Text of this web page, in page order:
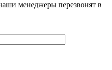
менеджеры перезвонят в